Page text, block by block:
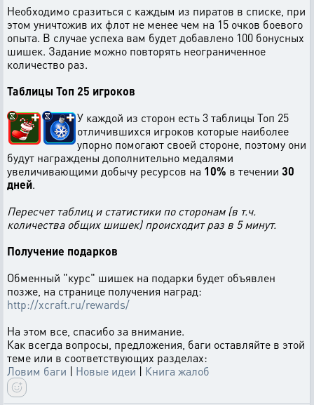
Необходимо сразиться с каждым из пиратов в списке, при
этом уничтожив их флот не менее чем на 15 очков боевого
опыта. В случае успеха вам будет добавлено 100 бонусных
шишек. Задание можно повторять неограниченное
количество раз.
Таблицы Топ 25 игроков
У каждой из сторон есть 3 таблицы Топ 25
отличившихся игроков которые наиболее
упорно помогают своей стороне, поэтому они
будут награждены дополнительно медалями
увеличивающими добычу ресурсов на 10% в течении 30
дней.
Пересчет таблиц и статистики по сторонам (в т.ч.
количества общих шишек) происходит раз в 5 минут.
Получение подарков
Обменный "курс" шишек на подарки будет объявлен
позже, на странице получения наград:
http://xcraft.ru/rewards/
На этом все, спасибо за внимание.
Как всегда вопросы, предложения, баги оставляйте в этой
теме или в соответствующих разделах:
Ловим баги | Новые идеи | Книга жалоб